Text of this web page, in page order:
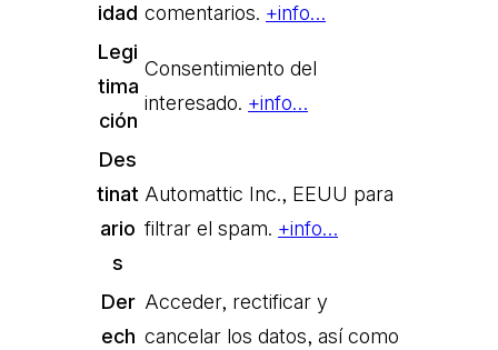
idad comentarios. +info…
Legi
tima
ción
Consentimiento del
interesado. +info…
Des
tinat
ario
s
Automattic Inc., EEUU para
filtrar el spam. +info…
Der
ech
Acceder, rectificar y
cancelar los datos, así como